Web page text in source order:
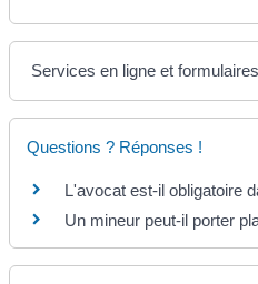
Services en ligne et formulaires
Questions ? Réponses !
L'avocat est-il obligatoire
Un mineur peut-il porter